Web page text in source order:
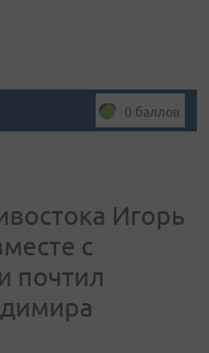
0 баллов
Игорь
с
почтил